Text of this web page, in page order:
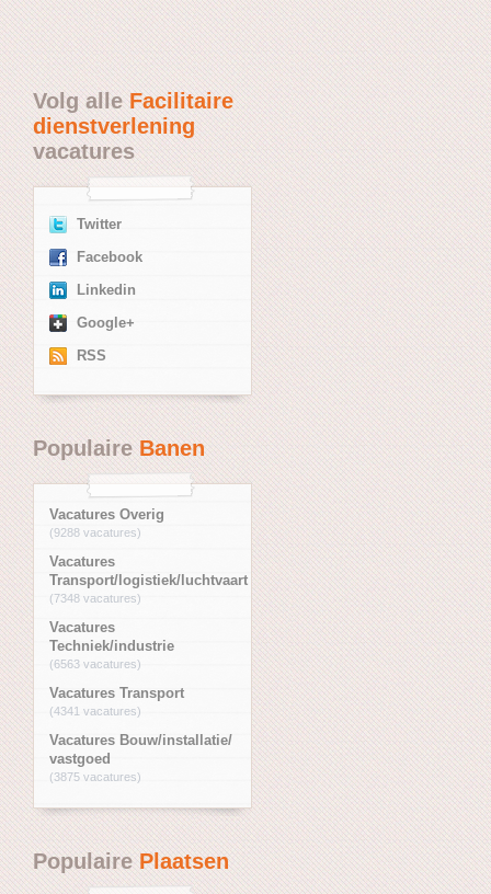
Volg alleFacilitaire
dienstverlening
vacatures
Twitter
Facebook
Linkedin
Google+
RSS
PopulaireBanen
Vacatures Overig
(9288 vacatures)
Vacatures
Transport/logistiek/luchtvaart
(7348 vacatures)
Vacatures
Techniek/industrie
(6563 vacatures)
Vacatures Transport
(4341 vacatures)
Vacatures Bouw/installatie/
vastgoed
(3875 vacatures)
PopulairePlaatsen